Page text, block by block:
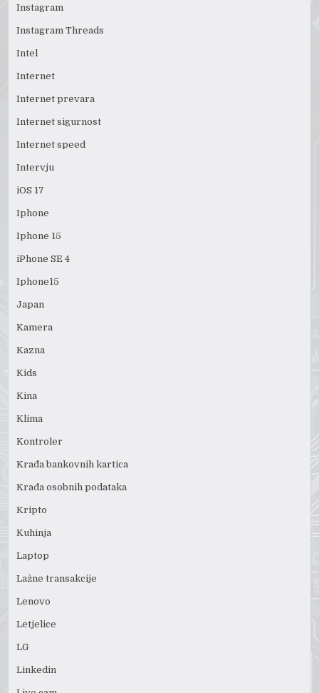
Instagram
Instagram Threads
Intel
Internet
Internet prevara
Internet sigurnost
Internet speed
Intervju
iOS 17
Iphone
Iphone 15
iPhone SE 4
Iphone15
Japan
Kamera
Kazna
Kids
Kina
Klima
Kontroler
Krađa bankovnih kartica
Krađa osobnih podataka
Kripto
Kuhinja
Laptop
Lažne transakcije
Lenovo
Letjelice
LG
Linkedin